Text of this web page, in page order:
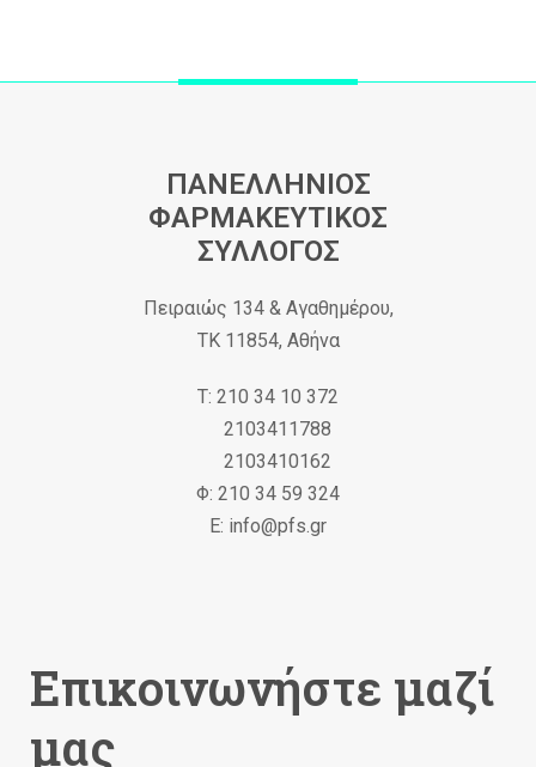
ΠΑΝΕΛΛΗΝΙΟΣ
ΦΑΡΜΑΚΕΥΤΙΚΟΣ
ΣΥΛΛΟΓΟΣ
Πειραιώς 134 & Αγαθημέρου,
ΤΚ 11854, Αθήνα
Τ: 210 34 10 372
2103411788
2103410162
Φ: 210 34 59 324
Ε: info@pfs.gr
Επικοινωνήστε μαζί
μας